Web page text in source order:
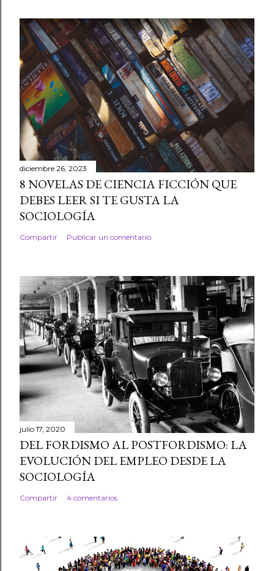
diciembre 26, 2023
8 NOVELAS DE CIENCIA FICCIÓN QUE
DEBES LEER SI TE GUSTA LA
SOCIOLOGÍA
Compartir Publicar un comentario
julio 17, 2020
DEL FORDISMO AL POSTFORDISMO: LA
EVOLUCIÓN DEL EMPLEO DESDE LA
SOCIOLOGÍA
Compartir 4 comentarios